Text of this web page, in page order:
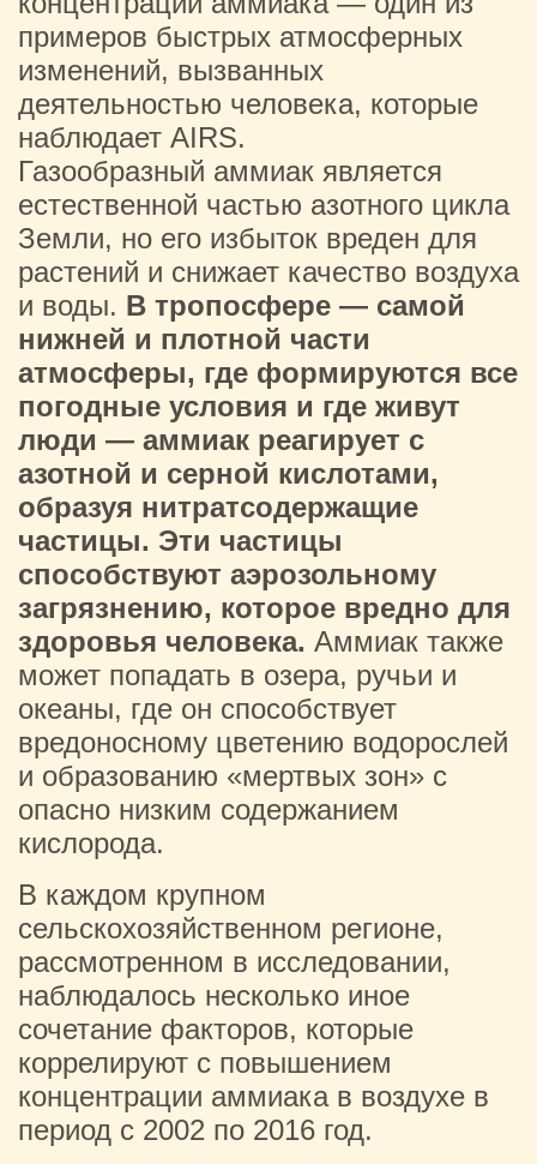
примеров быстрых атмосферных
изменений, вызванных
деятельностью человека, которые
наблюдает AIRS.
Газообразный аммиак является
естественной частью азотного цикла
Земли, но его избыток вреден для
растений и снижает качество воздуха
и воды. В тропосфере — самой
нижней и плотной части
атмосферы, где формируются все
погодные условия и где живут
люди — аммиак реагирует с
азотной и серной кислотами,
образуя нитратсодержащие
частицы. Эти частицы
способствуют аэрозольному
загрязнению, которое вредно для
здоровья человека. Аммиак также
может попадать в озера, ручьи и
океаны, где он способствует
вредоносному цветению водорослей
и образованию «мертвых зон» с
опасно низким содержанием
кислорода.
В каждом крупном
сельскохозяйственном регионе,
рассмотренном в исследовании,
наблюдалось несколько иное
сочетание факторов, которые
коррелируют с повышением
концентрации аммиака в воздухе в
период с 2002 по 2016 год.